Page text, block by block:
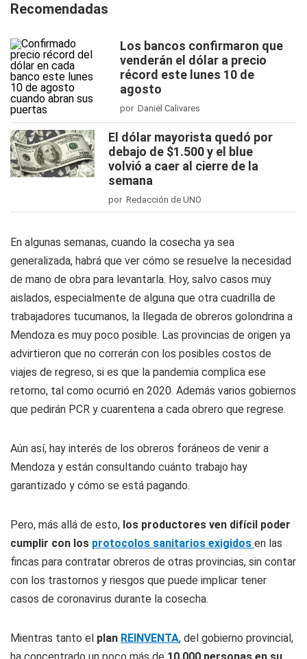
Recomendadas
Los bancos confirmaron que
venderán el dólar a precio
récord este lunes 10 de
agosto
por Daniel Calivares
El dólar mayorista quedó por
debajo de $1.500 y el blue
volvió a caer al cierre de la
semana
por Redacción de UNO
En algunas semanas, cuando la cosecha ya sea
generalizada, habrá que ver cómo se resuelve la necesidad
de mano de obra para levantarla. Hoy, salvo casos muy
aislados, especialmente de alguna que otra cuadrilla de
trabajadores tucumanos, la llegada de obreros golondrina a
Mendoza es muy poco posible. Las provincias de origen ya
advirtieron que no correrán con los posibles costos de
viajes de regreso, si es que la pandemia complica ese
retorno, tal como ocurrió en 2020. Además varios gobiernos
que pedirán PCR y cuarentena a cada obrero que regrese.
Aún así, hay interés de los obreros foráneos de venir a
Mendoza y están consultando cuánto trabajo hay
garantizado y cómo se está pagando.
Pero, más allá de esto, los productores ven difícil poder
cumplir con los protocolos sanitarios exigidos en las
fincas para contratar obreros de otras provincias, sin contar
con los trastornos y riesgos que puede implicar tener
casos de coronavirus durante la cosecha.
Mientras tanto el plan REINVENTA, del gobierno provincial,